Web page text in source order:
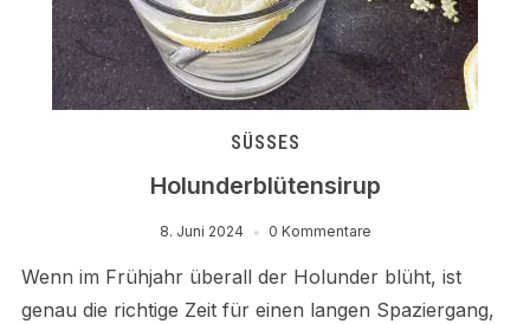
SÜSSES
Holunderblütensirup
8. Juni 2024 0 Kommentare
Wenn im Frühjahr überall der Holunder blüht, ist
genau die richtige Zeit für einen langen Spaziergang,